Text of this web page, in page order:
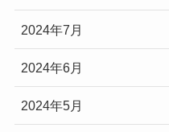
2024年7月
2024年6月
2024年5月